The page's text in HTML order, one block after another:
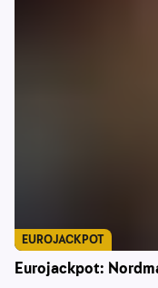
Eurojackpot:
EUROJACKPOT